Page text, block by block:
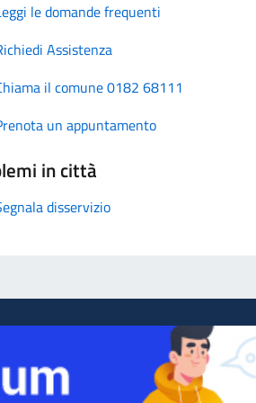
le domande frequenti
Assistenza
il comune 0182 68111
un appuntamento
in città
disservizio